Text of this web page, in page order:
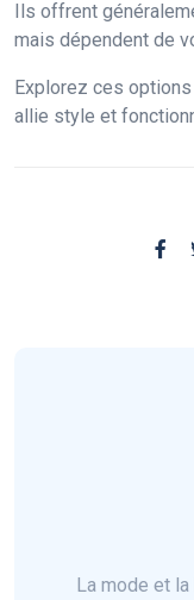
Ils offrent
mais dépendent de
Explorez ces
allie style et
La mode et